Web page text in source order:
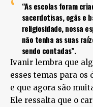
“As escolas foram
sacerdotisas, ogãs e
religiosidade, nossa
não tenha as suas
sendo contadas”.
Ivanir lembra que
esses temas para os
e que agora são
Ele ressalta que o